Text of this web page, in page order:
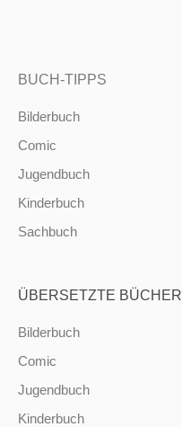
BUCH-TIPPS
Bilderbuch
Comic
Jugendbuch
Kinderbuch
Sachbuch
ÜBERSETZTE BÜCHER
Bilderbuch
Comic
Jugendbuch
Kinderbuch